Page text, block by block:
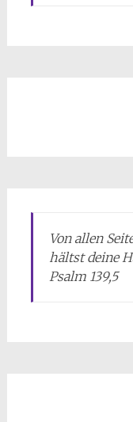
Von allen
hältst deine
Psalm 139,5